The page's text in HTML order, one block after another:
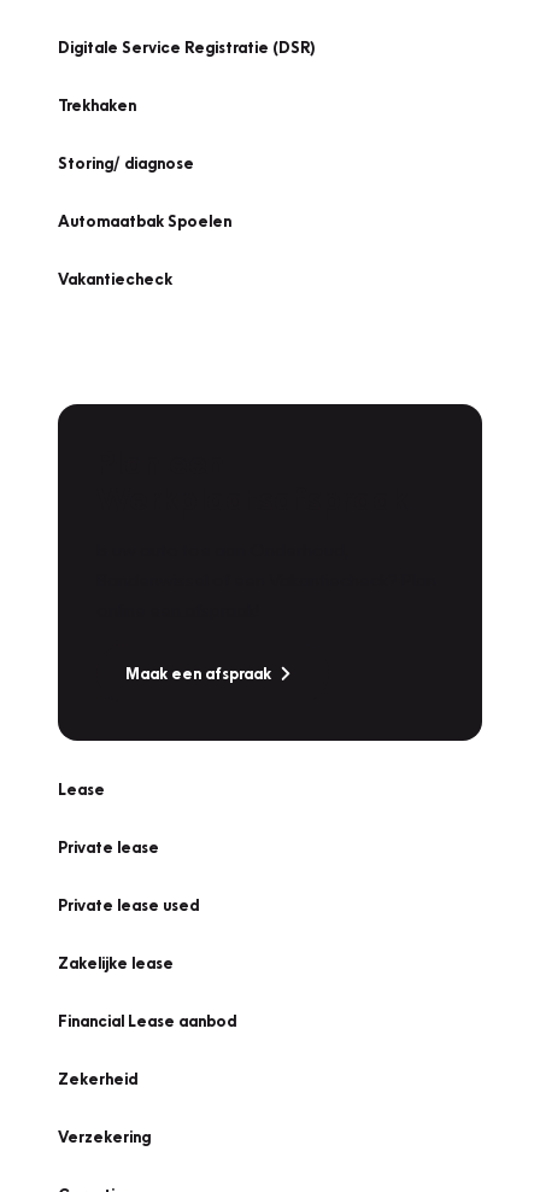
Digitale Service Registratie (DSR)
Trekhaken
Storing/ diagnose
Automaatbak Spoelen
Vakantiecheck
Maak een afspraak
Lease
Private lease
Private lease used
Zakelijke lease
Financial Lease aanbod
Zekerheid
Verzekering